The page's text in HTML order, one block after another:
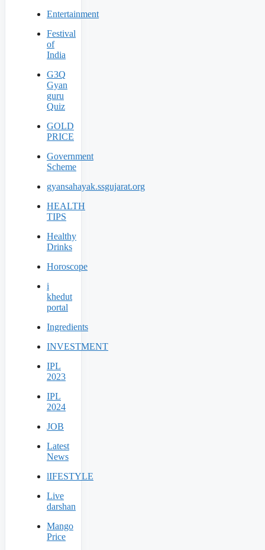
Entertainment
Festival
of
India
G3Q
Gyan
guru
Quiz
GOLD
PRICE
Government
Scheme
gyansahayak.ssgujarat.org
HEALTH
TIPS
Healthy
Drinks
Horoscope
i
khedut
portal
Ingredients
INVESTMENT
IPL
2023
IPL
2024
JOB
Latest
News
lIFESTYLE
Live
darshan
Mango
Price